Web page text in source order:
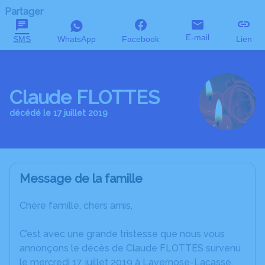
Partager
SMS WhatsApp Facebook E-mail Lien
Claude FLOTTES
décédé le 17 juillet 2019
Message de la famille
Chère famille, chers amis,
C’est avec une grande tristesse que nous vous
annonçons le décès de Claude FLOTTES survenu
le mercredi 17 juillet 2019 à Lavernose-Lacasse.